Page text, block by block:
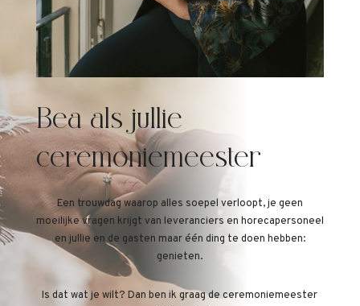
Bea als jullie
ceremoniemeester
Een trouwdag waarop alles soepel verloopt, je geen
moeilijke vragen krijgt van leveranciers en horecapersoneel
en jullie en de gasten maar één ding te doen hebben:
genieten.
Is dat wat je wilt? Dan ben ik graag de ceremoniemeester